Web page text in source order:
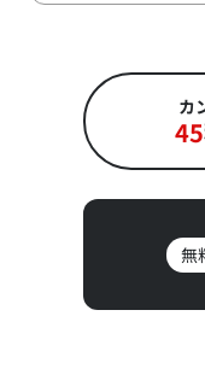
カ
45
無